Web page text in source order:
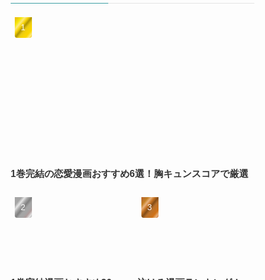
1巻完結の恋愛漫画おすすめ6選！胸キュンスコアで厳選